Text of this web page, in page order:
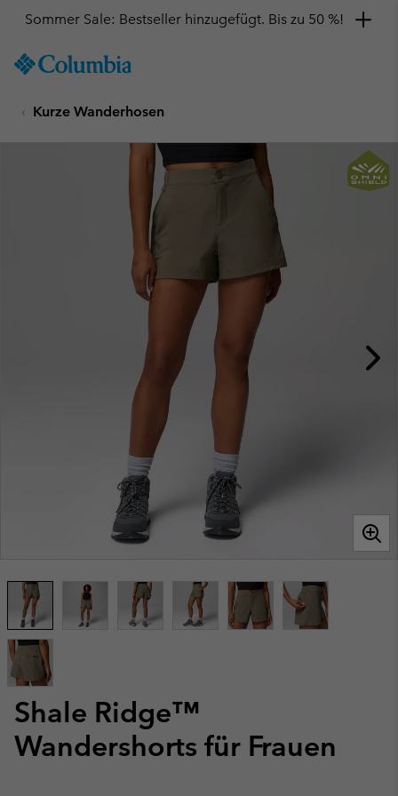
TO
SKIP
Sommer Sale: Bestseller hinzugefügt. Bis zu 50 %!
Kurze Wanderhosen
Shale Ridge™
Wandershorts für Frauen